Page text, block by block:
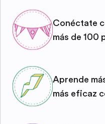
Conéctate
más de 100
Aprende
más eficaz